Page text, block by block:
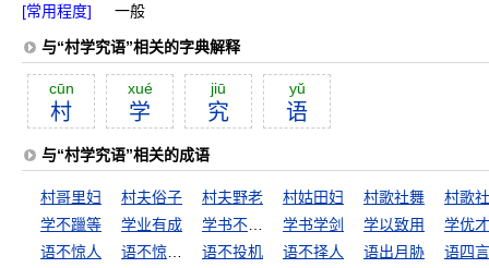
[常用程度]
一般
与“村学究语”相关的字典解释
cūn
村
xué
学
jiū
究
yŭ
语
与“村学究语”相关的成语
村哥里妇 村夫俗子 村夫野老 村姑田妇 村歌社舞
村歌
学不躐等
学业有成 学书学剑 学以致用
学优
语不惊人
语不投机 语不择人 语出月胁 语四